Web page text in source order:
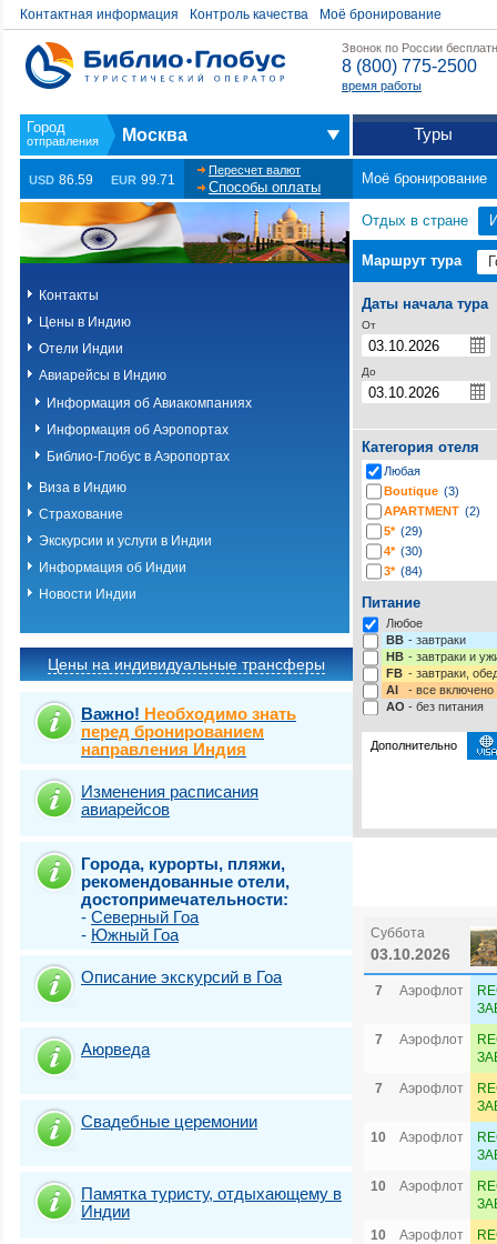
Контактная информация Контроль качества Моё бронирование
Звонок по России
8 (800) 775-2500
время работы
Москва Туры
USD 86.59 EUR 99.71
Пересчет валют
Способы оплаты
Моё бронирование
Контакты
Цены в Индию
Отели Индии
Авиарейсы в Индию
Информация об Авиакомпаниях
Информация об Аэропортах
Библио-Глобус в Аэропортах
Виза в Индию
Страхование
Экскурсии и услуги в Индии
Информация об Индии
Новости Индии
Цены на индивидуальные трансферы
Важно! Необходимо знать
перед бронированием
направления Индия
Изменения расписания
авиарейсов
Города, курорты, пляжи,
рекомендованные отели,
достопримечательности:
- Северный Гоа
- Южный Гоа
Описание экскурсий в Гоа
Аюрведа
Свадебные церемонии
Памятка туристу, отдыхающему в
Индии
Отдых в стране
Маршрут тура
Даты начала тура
От
До
Категория отеля
Любая
Boutique (3)
APARTMENT (2)
5* (29)
4* (30)
3* (84)
1* (1)
-* (163)
Питание
Любое
BB - завтраки
HB - завтраки и
FB - завтраки,
AI
- все включено
AO - без питания
Дополнительно
Страховка от
Суббота
03.10.2026
7 Аэрофлот
7
Аэрофлот
7
Аэрофлот
10
Аэрофлот
10
Аэрофлот
10
Аэрофлот